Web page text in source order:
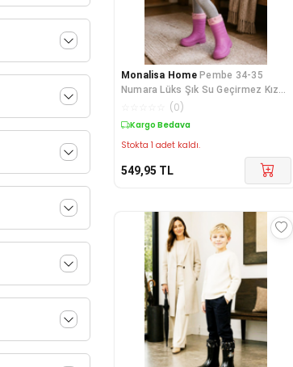
Monalisa Home Pembe 34-35
Numara Lüks Şık Su Geçirmez Kız
Çocuk Çizmesi
(0)
Kargo Bedava
Stokta 1 adet kaldı.
549,95 TL